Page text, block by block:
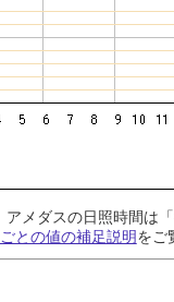
アメダスの日照時間は
との値の補足説明をご